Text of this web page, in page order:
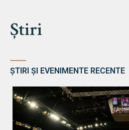
Știri
ȘTIRI ȘI EVENIMENTE RECENTE